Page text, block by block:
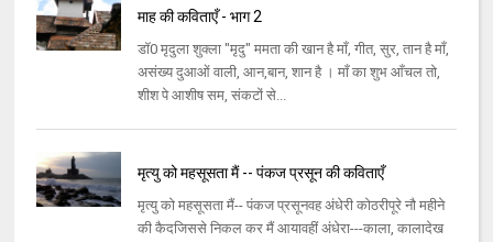
माह की कविताएँ - भाग 2
डॉ0 मृदुला शुक्ला "मृदु" ममता की खान है माँ, गीत, सुर, तान है माँ,
असंख्य दुआओं वाली, आन,बान, शान है । माँ का शुभ आँचल तो,
शीश पे आशीष सम, संकटों से...
मृत्यु को महसूसता मैं -- पंकज प्रसून की कविताएँ
मृत्यु को महसूसता मैं-- पंकज प्रसूनवह अंधेरी कोठरीपूरे नौ महीने
की कैदजिससे निकल कर मैं आयावहीं अंधेरा---काला, कालादेख